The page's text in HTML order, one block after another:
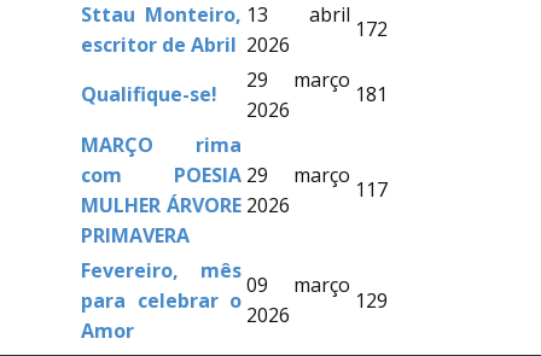
Sttau Monteiro,
escritor de Abril
13 abril
2026
172
Qualifique-se!
29 março
2026
181
MARÇO rima
com POESIA
MULHER ÁRVORE
PRIMAVERA
29 março
2026
117
Fevereiro, mês
para celebrar o
Amor
09 março
2026
129